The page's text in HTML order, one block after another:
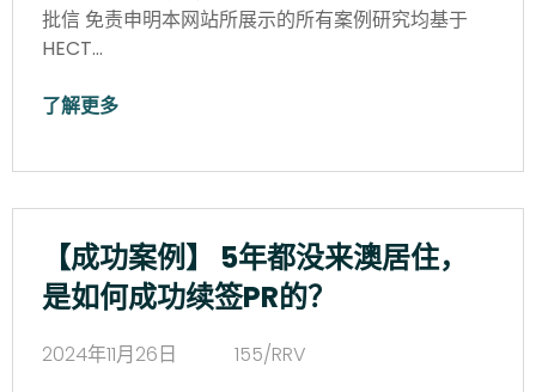
批信 免责申明本网站所展示的所有案例研究均基于
HECT…
了解更多
【成功案例】 5年都没来澳居住，
是如何成功续签PR的？
2024年11月26日
155/RRV